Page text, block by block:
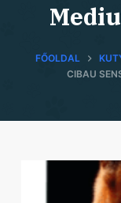
FŐOLDAL
CIBAU